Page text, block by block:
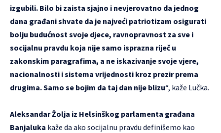
izgubili. Bilo bi zaista sjajno i nevjerovatno da jednog
dana građani shvate da je najveći patriotizam osigurati
bolju budućnost svoje djece, ravnopravnost za sve i
socijalnu pravdu koja nije samo isprazna riječ u
zakonskim paragrafima, a ne iskazivanje svoje vjere,
nacionalnosti i sistema vrijednosti kroz prezir prema
drugima. Samo se bojim da taj dan nije blizu“, kaže Lučka.
Aleksandar Žolja iz Helsinškog parlamenta građana
Banjaluka kaže da ako socijalnu pravdu definišemo kao